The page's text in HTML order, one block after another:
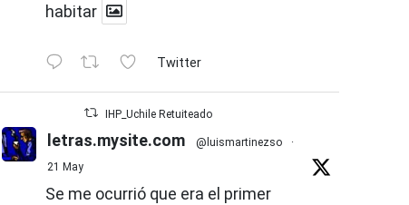
habitar
Twitter
IHP_Uchile Retuiteado
letras.mysite.com @luismartinezso
·
21 May
Se me ocurrió que era el primer